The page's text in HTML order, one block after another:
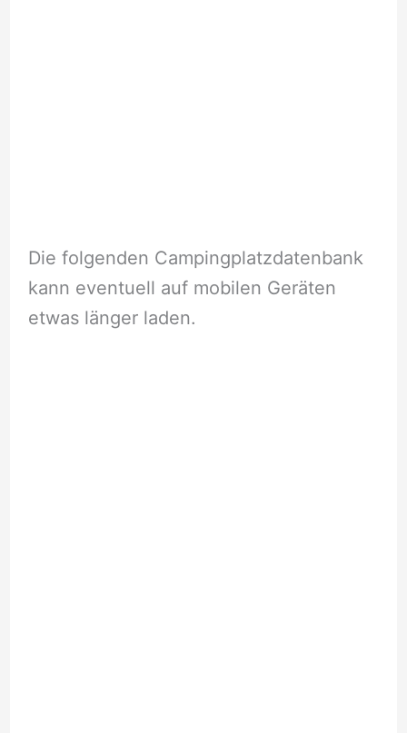
Die folgenden Campingplatzdatenbank
kann eventuell auf mobilen Geräten
etwas länger laden.